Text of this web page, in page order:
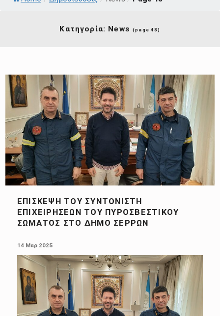
Κατηγορία: News (page 48)
ΕΠΊΣΚΕΨΗ ΤΟΥ ΣΥΝΤΟΝΙΣΤΉ
ΕΠΙΧΕΙΡΉΣΕΩΝ ΤΟΥ ΠΥΡΟΣΒΕΣΤΙΚΟΎ
ΣΏΜΑΤΟΣ ΣΤΟ ΔΉΜΟ ΣΕΡΡΏΝ
14 Μαρ 2025